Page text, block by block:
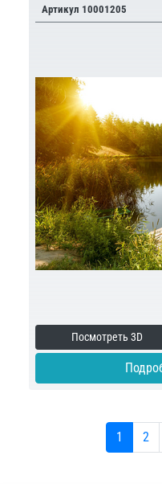
Артикул 10001205
Посмотреть 3D
1 2